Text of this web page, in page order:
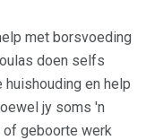
met borsvoeding
doen selfs
en help
jy soms 'n
geboorte werk